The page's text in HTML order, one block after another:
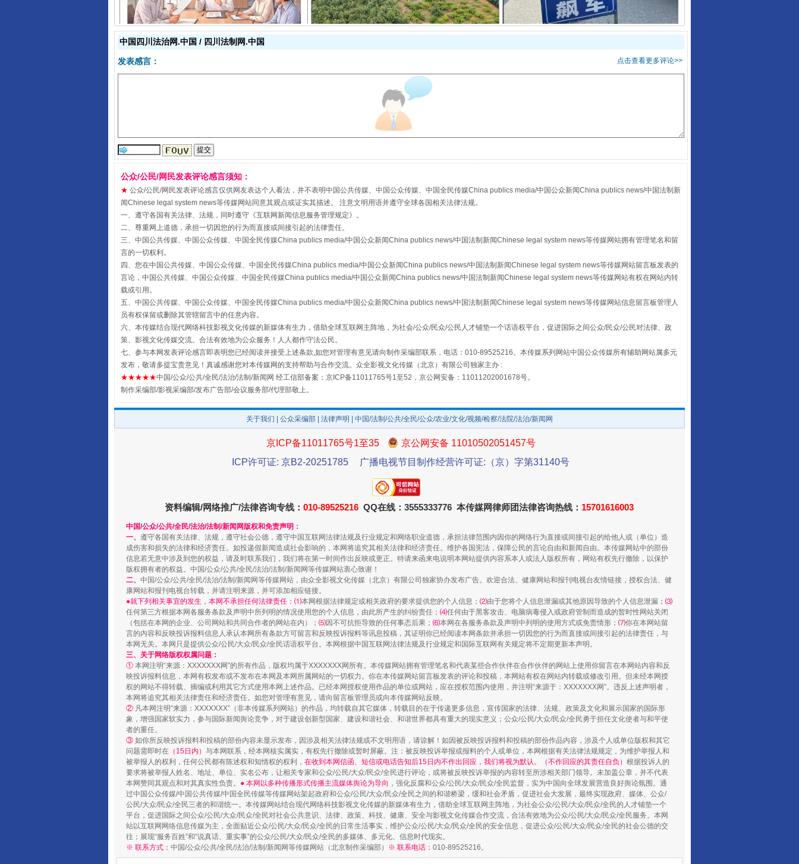
揭开“小金库”的免责幌子 以产业富民促振兴 酒驾未被当场查获能处罚吗
全民健身五年计划来了！等你上场 事关残疾人未来5年 让传统村落焕发生机
规模最大的光氢储一体化项目
国家大学科技园优化重塑工作 镜头丨大暑三秋近 山西：不断增强治理腐败综合效能
扯下公款旅游的“隐身衣” 如何以同查同治破解风腐交织难题 养老服务师职业资格制度暂行规定
中国四川法治网.中国 / 四川法制网.中国
点击查看更多评论>>
发表感言：
公众/公民/网民发表评论感言须知：
★ 公众/公民/网民发表评论感言仅供网友表达个人看法，并不表明中国公共传媒、中国公众传媒、中国全民传媒China publics media/中国公众新闻China publics news/中国法制新
闻Chinese legal system news等传媒网站同意其观点或证实其描述。 注意文明用语并遵守全球各国相关法律法规。
一、遵守各国有关法律、法规，同时遵守《互联网新闻信息服务管理规定》。
二、尊重网上道德，承担一切因您的行为而直接或间接引起的法律责任。
三、中国公共传媒、中国公众传媒、中国全民传媒China publics media/中国公众新闻China publics news/中国法制新闻Chinese legal system news等传媒网站拥有管理笔名和留
言的一切权利。
四、您在中国公共传媒、中国公众传媒、中国全民传媒China publics media/中国公众新闻China publics news/中国法制新闻Chinese legal system news等传媒网站留言板发表的
言论，中国公共传媒、中国公众传媒、中国全民传媒China publics media/中国公众新闻China publics news/中国法制新闻Chinese legal system news等传媒网站有权在网站内转
载或引用。
五、中国公共传媒、中国公众传媒、中国全民传媒China publics media/中国公众新闻China publics news/中国法制新闻Chinese legal system news等传媒网站信息留言板管理人
员有权保留或删除其管辖留言中的任意内容。
六、本传媒结合现代网络科技影视文化传媒的新媒体有生力，借助全球互联网主阵地，为社会/公众/民众/公民人才铺垫一个话语权平台，促进国际之间公众/民众/公民对法律、政
策、影视文化传媒交流。合法有效地为公众服务！人人都作守法公民。
七、参与本网发表评论感言即表明您已经阅读并接受上述条款,如您对管理有意见请向制作采编部联系，电话：010-89525216。本传媒系列网站中国公众传媒所有辅助网站属多元
发布，敬请多提宝贵意见！真诚感谢您对本传媒网的支持帮助与合作交流。众全影视文化传媒（北京）有限公司独家主办 :
★★★★★中国/公众/公共/全民/法治/法制/新闻网 经工信部备案：京ICP备11011765号1至52，京公网安备：11011202001678号。
制作采编部/影视采编部/发布广告部/会议服务部/代理部敬上。
关于我们 公众采编部 法律声明 | 中国/法制/公共/全民/公众/农业/文化/视频/检察/法院/法治/新闻网
京ICP备11011765号1至35
京公网安备 11010502051457号
ICP许可证: 京B2-20251785
广播电视节目制作经营许可证:（京）字第31140号
资料编辑/网络推广/法律咨询专线： 010-89525216 QQ在线：3555333776 本传媒网律师团法律咨询热线： 15701616003
中国/公众/公共/全民/法治/法制/新闻网版权和免责声明：
一、 遵守各国有关法律、法规，遵守社会公德，遵守中国互联网法律法规及行业规定和网络职业道德，承担法律范围内因你的网络行为直接或间接引起的给他人或（单位）造
成伤害和损失的法律和经济责任。如投递假新闻造成社会影响的，本网将追究其相关法律和经济责任。维护各国宪法，保障公民的言论自由和新闻自由。本传媒网站中的部份
信息若无意中涉及到您的权益，请及时联系我们，我们将在第一时间作出反映或更正。特请来函来电说明本网站提供内容系本人或法人版权所有，网站有权先行撤除，以保护
版权拥有者的权益。中国/公众/公共/全民/法治/法制/新闻网等传媒网站衷心致谢！
二、 中国/公众/公共/全民/法治/法制/新闻网等传媒网站，由众全影视文化传媒（北京）有限公司独家协办发布广告。欢迎合法、健康网站和报刊电视台友情链接，授权合法、健
康网站和报刊电视台转载，并请注明来源，并可添加相应链接。
●就下列相关事宜的发生，本网不承担任何法律责任：⑴本网根据法律规定或相关政府的要求提供您的个人信息； ⑵由于您将个人信息泄漏或其他原因导致的个人信息泄漏； ⑶
任何第三方根据本网各服务条款及声明中所列明的情况使用您的个人信息，由此所产生的纠纷责任； ⑷任何由于黑客攻击、电脑病毒侵入或政府管制而造成的暂时性网站关闭
（包括在本网的企业、公司网站和共同合作者的网站在内）； ⑸因不可抗拒导致的任何事态后果； ⑹本网在各服务条款及声明中列明的使用方式或免责情形； ⑺你在本网站留
言的内容和反映投诉报料信息人承认本网所有条款方可留言和反映投诉报料等讯息投稿，其证明你已经阅读本网条款并承担一切因您的行为而直接或间接引起的法律责任，与
本网无关。本网只是提供公众/公民/大众/民众/全民话语权平台。本网根据中国互联网法律法规及行业规定和国际互联网有关规定将不定期更新本声明。
三、关于网络版权权属问题：
① 本网注明“来源：XXXXXXX网”的所有作品，版权均属于XXXXXXX网所有。本传媒网站拥有管理笔名和代表某些合作伙伴在合作伙伴的网站上使用你留言在本网站内容和反
映投诉报料信息，本网有权发布或不发布在本网及本网所属网站的一切权力。你在本传媒网站留言板发表的评论和投稿，本网站有权在网站内转载或修改引用。但未经本网授
权的网站不得转载、摘编或利用其它方式使用本网上述作品。已经本网授权使用作品的单位或网站，应在授权范围内使用，并注明“来源于：XXXXXXX网”。违反上述声明者，
本网将追究其相关法律责任和经济责任。如您对管理有意见，请向留言板管理员或向本传媒网站反映。
② 凡本网注明“来源：XXXXXXX”（非本传媒系列网站）的作品，均转载自其它媒体，转载目的在于传递更多信息，宣传国家的法律、法规、政策及文化和展示国家的国际形
象，增强国家软实力，参与国际新闻舆论竞争，对于建设创新型国家、建设和谐社会、和谐世界都具有重大的现实意义；公众/公民/大众/民众/全民勇于担任文化使者与和平使
者的重任。
③ 如你所反映投诉报料和投稿的部份内容未显示发布，因涉及相关法律法规或不文明用语，请谅解！如因被反映投诉报料和投稿的部份作品内容，涉及个人或单位版权和其它
问题需即时在 （15日内） 与本网联系，经本网核实属实，有权先行撤除或暂时屏蔽。注：被反映投诉举报或报料的个人或单位，本网根据有关法律法规规定，为维护举报人和
被举报人的权利，任何公民都有陈述权和知情权的权利， 在收到本网信函、短信或电话告知后15日内不作出回应，我们将视为默认。（不作回应的其责任自负） 根据投诉人的
要求将被举报人姓名、地址、单位、实名公布，让相关专家和公众/公民/大众/民众/全民进行评论，或将被反映投诉举报的内容转至所涉相关部门领导。未加盖公章，并不代表
本网赞同其观点和对其真实性负责。 ● 本网以多种传播形式传播主流媒体舆论为导向 ，强化反腐和公众/公民/大众/民众/全民监督，实为中国向全球发展营造良好舆论氛围。通
过中国公众传媒/中国公共传媒/中国全民传媒等传媒网站架起政府和公众/公民/大众/民众/全民之间的和谐桥梁，缓和社会矛盾，促进社会大发展，最终实现政府、媒体、公众/
公民/大众/民众/全民三者的和谐统一。本传媒网站结合现代网络科技影视文化传媒的新媒体有生力，借助全球互联网主阵地，为社会公众/公民/大众/民众/全民的人才铺垫一个
平台，促进国际之间公众/公民/大众/民众/全民对社会公共意识、法律、政策、科技、健康、安全与影视文化传媒合作交流，合法有效地为公众/公民/大众/民众/全民服务。本网
站以互联网网络信息传媒为主，全面贴近公众/公民/大众/民众/全民的日常生活事实，维护公众/公民/大众/民众/全民的安全信息，促进公众/公民/大众/民众/全民的社会公德的交
往；展现“服务百姓”和“说真话、重实事”的公众/公民/大众/民众/全民的多媒体、多元化、信息时代现实。
※ 联系方式： 中国/公众/公共/全民/法治/法制/新闻网等传媒网站（北京制作采编部） ※ 联系电话： 010-89525216。